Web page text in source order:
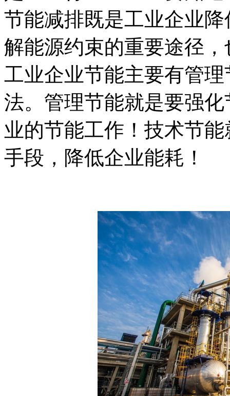
节能减排既是工业企业
解能源约束的重要途径
工业企业节能主要有管
法。管理节能就是要强
业的节能工作！技术节
手段，降低企业能耗！